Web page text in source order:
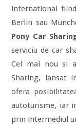
international
Berlin sau
Pony Car
serviciu de car
Cel mai nou si
Sharing, lansat
ofera
autoturisme, iar
prin intermediul